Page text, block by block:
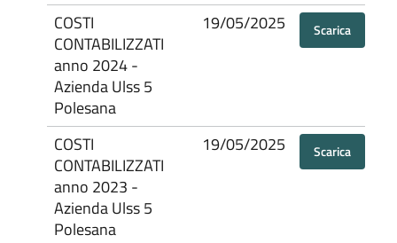
COSTI
CONTABILIZZATI
anno 2024 -
Azienda Ulss 5
Polesana
19/05/2025 Scarica
COSTI
CONTABILIZZATI
anno 2023 -
Azienda Ulss 5
Polesana
19/05/2025 Scarica